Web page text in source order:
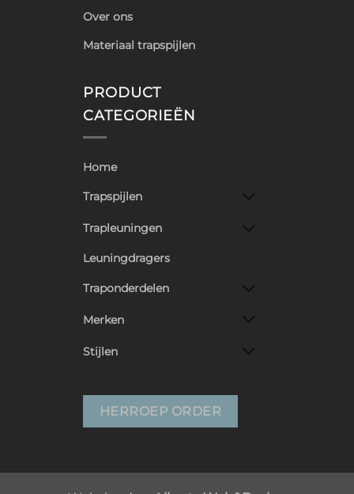
Over ons
Materiaal trapspijlen
PRODUCT
CATEGORIEËN
Home
Trapspijlen
Trapleuningen
Leuningdragers
Traponderdelen
Merken
Stijlen
HERROEP ORDER